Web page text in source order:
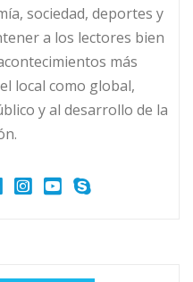
sociedad, deportes y
a los lectores bien
más
local como global,
y al desarrollo de la